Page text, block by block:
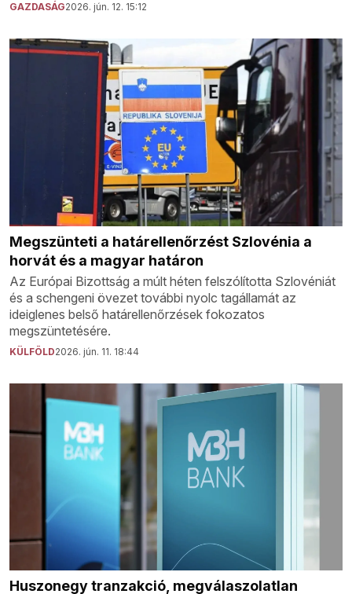
GAZDASÁG2026. jún. 12. 15:12
Megszünteti a határellenőrzést Szlovénia a
horvát és a magyar határon
Az Európai Bizottság a múlt héten felszólította Szlovéniát
és a schengeni övezet további nyolc tagállamát az
ideiglenes belső határellenőrzések fokozatos
megszüntetésére.
KÜLFÖLD2026. jún. 11. 18:44
Huszonegy tranzakció, megválaszolatlan